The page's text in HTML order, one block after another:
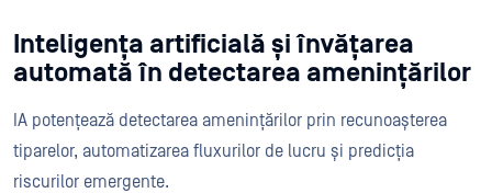
Inteligența artificială și învățarea
automată în detectarea amenințărilor
IA potențează detectarea amenințărilor prin recunoașterea
tiparelor, automatizarea fluxurilor de lucru și predicția
riscurilor emergente.